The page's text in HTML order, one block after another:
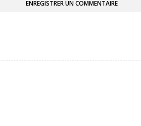
ENREGISTRER UN COMMENTAIRE